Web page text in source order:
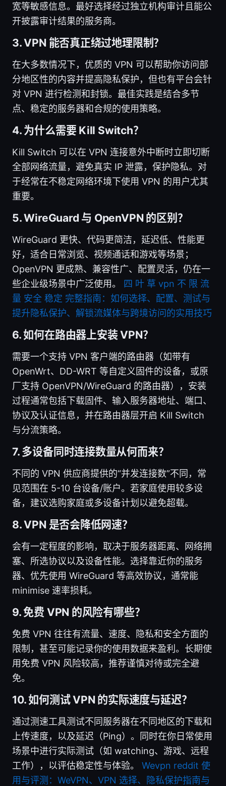
宽等敏感信息。最好选择经过独立机构审计且能公
开披露审计结果的服务商。
3. VPN 能否真正绕过地理限制？
在大多数情况下，优质的 VPN 可以帮助你访问部
分地区性的内容并提高隐私保护，但也有平台会针
对 VPN 进行检测和封锁。最佳实践是结合多节
点、稳定的服务器和合规的使用策略。
4. 为什么需要 Kill Switch？
Kill Switch 可以在 VPN 连接意外中断时立即切断
全部网络流量，避免真实 IP 泄露，保护隐私。对
于经常在不稳定网络环境下使用 VPN 的用户尤其
重要。
5. WireGuard 与 OpenVPN 的区别？
WireGuard 更快、代码更简洁，延迟低、性能更
好，适合日常浏览、视频通话和游戏等场景；
OpenVPN 更成熟、兼容性广、配置灵活，仍在一
些企业级场景中广泛使用。 四 叶 草 vpn 不 限 流
量 安全 稳定 完整指南：如何选择、配置、测试与
提升隐私保护、解锁流媒体与跨境访问的实用技巧
6. 如何在路由器上安装 VPN？
需要一个支持 VPN 客户端的路由器（如带有
OpenWrt、DD-WRT 等自定义固件的设备，或原
厂支持 OpenVPN/WireGuard 的路由器），安装
过程通常包括下载固件、输入服务器地址、端口、
协议及认证信息，并在路由器层开启 Kill Switch
与分流策略。
7. 多设备同时连接数量从何而来？
不同的 VPN 供应商提供的“并发连接数”不同，常
见范围在 5-10 台设备/账户。若家庭使用较多设
备，建议选购家庭或多设备计划以避免超载。
8. VPN 是否会降低网速？
会有一定程度的影响，取决于服务器距离、网络拥
塞、所选协议以及设备性能。选择靠近你的服务
器、优先使用 WireGuard 等高效协议，通常能
minimise 速率损耗。
9. 免费 VPN 的风险有哪些？
免费 VPN 往往有流量、速度、隐私和安全方面的
限制，甚至可能记录你的使用数据来盈利。长期使
用免费 VPN 风险较高，推荐谨慎对待或完全避
免。
10. 如何测试 VPN 的实际速度与延迟？
通过测速工具测试不同服务器在不同地区的下载和
上传速度，以及延迟（Ping）。同时在你日常使用
场景中进行实际测试（如 watching、游戏、远程
工作），以评估稳定性与体验。 Wevpn reddit 使
用与评测：WeVPN、VPN 选择、隐私保护指南与